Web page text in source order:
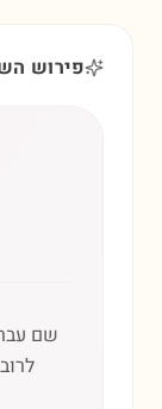
פירוש
שם